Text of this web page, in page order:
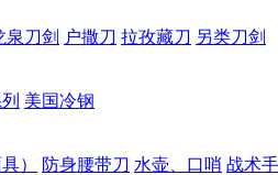
泉刀剑 户撒刀 拉孜藏刀 另类刀剑
美国冷钢
） 防身腰带刀 水壶、口哨 战术